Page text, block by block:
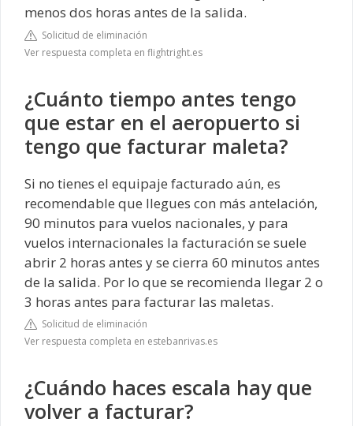
menos dos horas antes de la salida.
Solicitud de eliminación
Ver respuesta completa en flightright.es
¿Cuánto tiempo antes tengo
que estar en el aeropuerto si
tengo que facturar maleta?
Si no tienes el equipaje facturado aún, es
recomendable que llegues con más antelación,
90 minutos para vuelos nacionales, y para
vuelos internacionales la facturación se suele
abrir 2 horas antes y se cierra 60 minutos antes
de la salida. Por lo que se recomienda llegar 2 o
3 horas antes para facturar las maletas.
Solicitud de eliminación
Ver respuesta completa en estebanrivas.es
¿Cuándo haces escala hay que
volver a facturar?